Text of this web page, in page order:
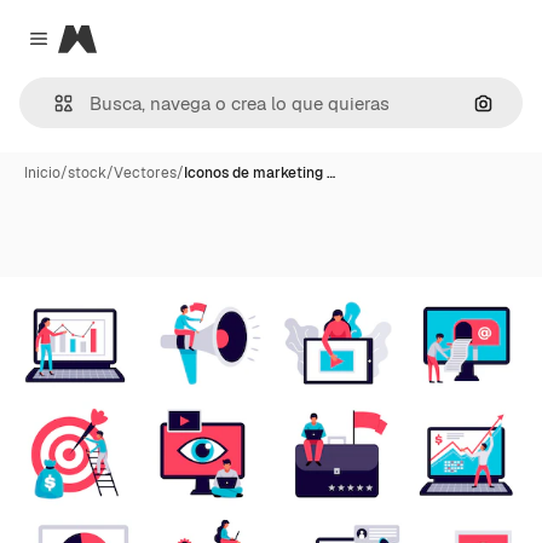
Close menu
Magnific
Inicio/stock/Vectores/Iconos de marketing …